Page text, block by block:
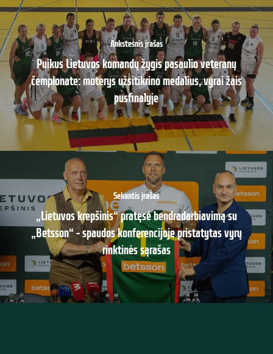
Ankstesnis įrašas
Puikus Lietuvos komandų žygis pasaulio veteranų
čempionate: moterys užsitikrino medalius, vyrai žais
pusfinalyje
Sekantis įrašas
„Lietuvos krepšinis“ pratęsė bendradarbiavimą su
„Betsson“ – spaudos konferencijoje pristatytas vyrų
rinktinės sąrašas